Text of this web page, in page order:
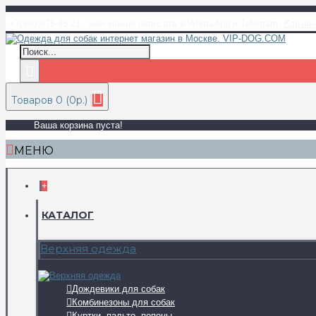
Товаров 0 (0р.)
Ваша корзина пуста!
МЕНЮ
+
КАТАЛОГ
Верхняя одежда
Дождевики для собак
Комбинезоны для собак